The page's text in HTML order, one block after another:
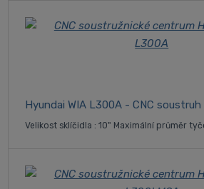
Hyundai WIA L300A - CNC soustruh
Velikost sklíčidla : 10" Maximální průměr